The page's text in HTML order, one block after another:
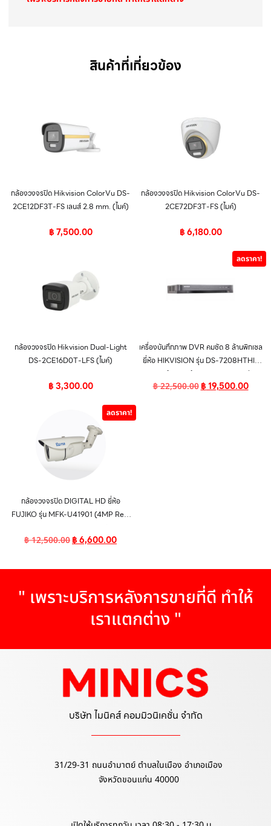
สินค้าที่เกี่ยวข้อง
กล้องวงจรปิด Hikvision ColorVu DS-
2CE12DF3T-FS เลนส์ 2.8 mm. (ไมค์)
฿7,500.00
กล้องวงจรปิด Hikvision ColorVu DS-
2CE72DF3T-FS (ไมค์)
฿6,180.00
กล้องวงจรปิด Hikvision Dual-Light
DS-2CE16D0T-LFS (ไมค์)
฿3,300.00
ลดราคา!
เครื่องบันทึกภาพ DVR คมชัด 8 ล้านพิกเซล
ยี่ห้อ HIKVISION รุ่น DS-7208HTHI-
K2 สินค้าของแท้ จาก HIKVISION รับ
ประกัน 4 ปีเต็ม
฿22,500.00 ฿19,500.00
ลดราคา!
กล้องวงจรปิด DIGITAL HD ยี่ห้อ
FUJIKO รุ่น MFK-U41901 (4MP Real
฿12,500.00฿6,600.00
" เพราะบริการหลังการขายที่ดี ทำให้
เราแตกต่าง "
บริษัท ไมนิคส์ คอมมิวนิเคชั่น จำกัด
31/29-31 ถนนอำมาตย์ ตำบลในเมือง อำเภอเมือง
จังหวัดขอนแก่น 40000